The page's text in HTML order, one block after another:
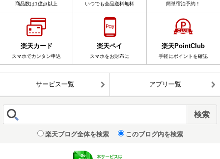
商品数は1億点以上 いつでも全品送料無料 簡単宿泊予約！
楽天カード
スマホでカンタン申込
楽天ペイ
スマホをお財布に
楽天PointClub
手軽にポイントを確認
サービス一覧 アプリ一覧
楽天ブログ全体を検索 このブログ内を検索